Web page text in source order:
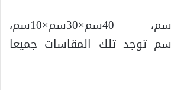
50سم×40سم×10سم، 40سم×30سم×10سم،
35سم×25سم×10سم توجد تلك المقاسات جميعا